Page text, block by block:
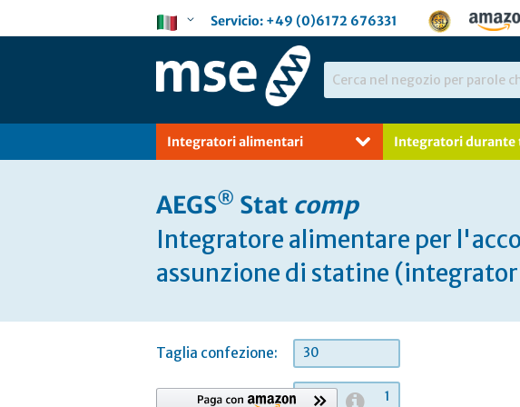
al
Lingua Servicio: +49 (0)6172 676331
Search
Integratori alimentari Integratori
AEGS® Stat comp
Integratore alimentare per
assunzione di statine
Taglia confezione: 30
quantità: